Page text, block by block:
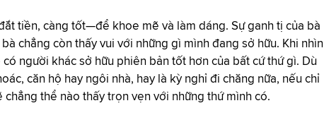
tiền, càng tốt—để khoe mẽ và làm dáng. Sự ganh tị của bà
chẳng còn thấy vui với những gì mình đang sở hữu. Khi nhìn
người khác sở hữu phiên bản tốt hơn của bất cứ thứ gì. Dù
căn hộ hay ngôi nhà, hay là kỳ nghỉ đi chăng nữa, nếu chỉ
thể nào thấy trọn vẹn với những thứ mình có.